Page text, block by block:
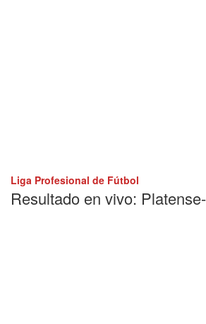
Liga Profesional de Fútbol
Resultado en vivo: